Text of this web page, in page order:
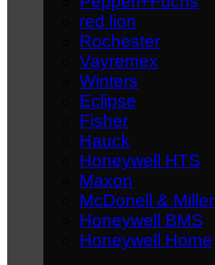
red lion
Rochester
Vayremex
Winters
Eclipse
Fisher
Hauck
Honeywell HTS
Maxon
McDonell & Miller
Honeywell BMS
Honeywell Home